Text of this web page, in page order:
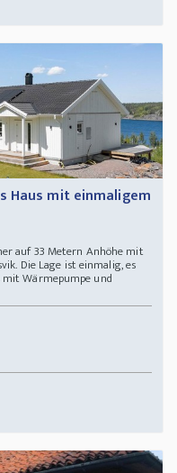
Haus mit einmaligem
auf 33 Metern Anhöhe mit
Die Lage ist einmalig, es
Wärmepumpe und